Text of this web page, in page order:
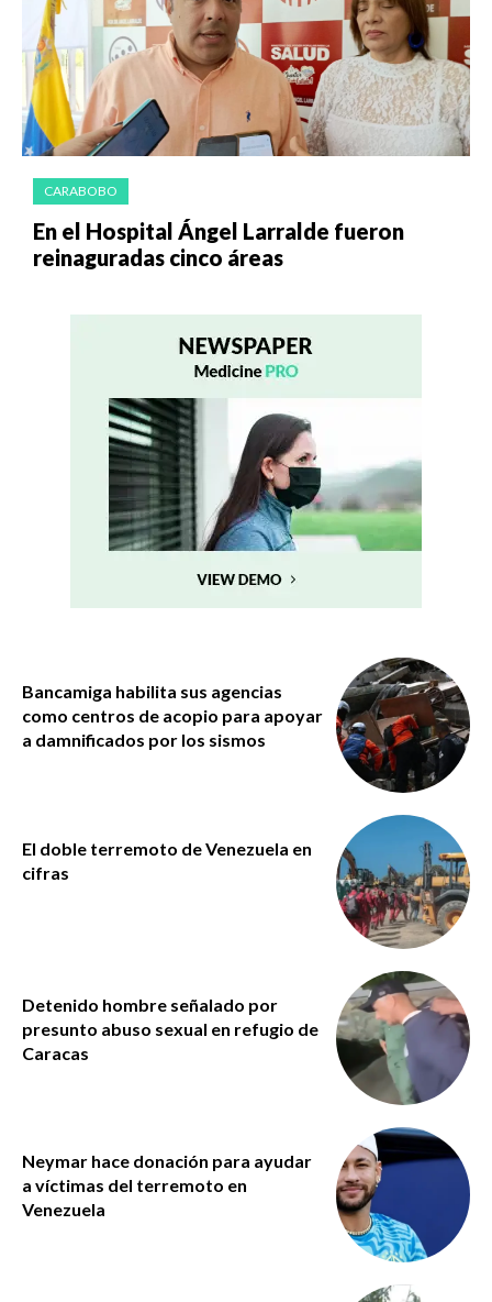
CARABOBO
En el Hospital Ángel Larralde fueron
reinaguradas cinco áreas
Bancamiga habilita sus agencias
como centros de acopio para apoyar
a damnificados por los sismos
El doble terremoto de Venezuela en
cifras
Detenido hombre señalado por
presunto abuso sexual en refugio de
Caracas
Neymar hace donación para ayudar
a víctimas del terremoto en
Venezuela